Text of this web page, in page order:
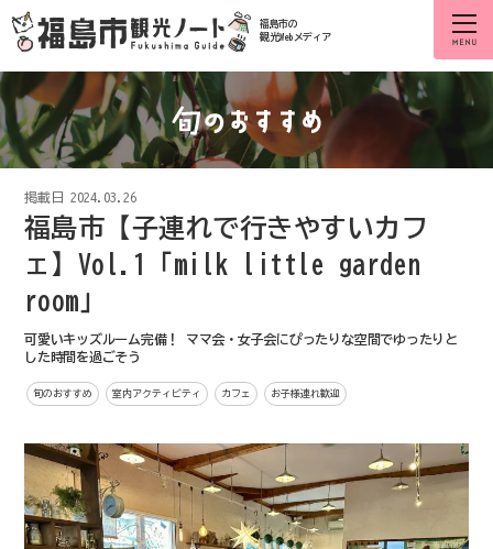
福島市の
観光Webメディア
掲載日 2024.03.26
福島市【子連れで行きやすいカフ
ェ】Vol.1「milk little garden
room」
可愛いキッズルーム完備！ ママ会・女子会にぴったりな空間でゆったりと
した時間を過ごそう
旬のおすすめ 室内アクティビティ カフェ お子様連れ歓迎